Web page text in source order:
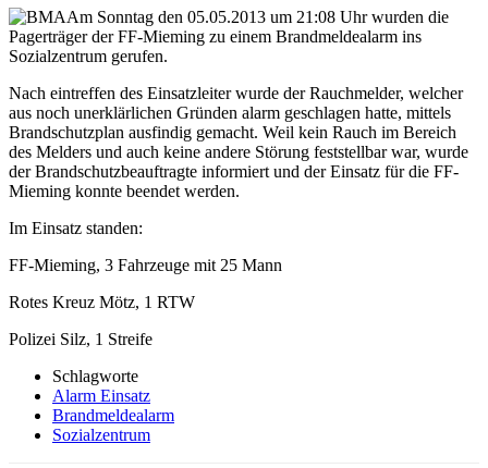
Am Sonntag den 05.05.2013 um 21:08 Uhr wurden die
Pagerträger der FF-Mieming zu einem Brandmeldealarm ins
Sozialzentrum gerufen.
Nach eintreffen des Einsatzleiter wurde der Rauchmelder, welcher
aus noch unerklärlichen Gründen alarm geschlagen hatte, mittels
Brandschutzplan ausfindig gemacht. Weil kein Rauch im Bereich
des Melders und auch keine andere Störung feststellbar war, wurde
der Brandschutzbeauftragte informiert und der Einsatz für die FF-
Mieming konnte beendet werden.
Im Einsatz standen:
FF-Mieming, 3 Fahrzeuge mit 25 Mann
Rotes Kreuz Mötz, 1 RTW
Polizei Silz, 1 Streife
Schlagworte
Alarm Einsatz
Brandmeldealarm
Sozialzentrum